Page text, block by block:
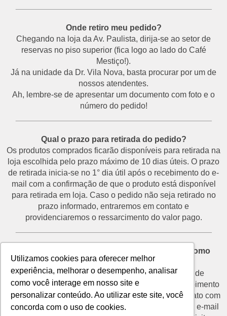
Utilizamos cookies para oferecer melhor
experiência, melhorar o desempenho, analisar
como você interage em nosso site e
personalizar conteúdo. Ao utilizar este site, você
concorda com o uso de cookies.
Onde retiro meu pedido?
Chegando na loja da Av. Paulista, dirija-se ao setor de
reservas no piso superior (fica logo ao lado do Café
Mestiço!).
Já na unidade da Dr. Vila Nova, basta procurar por um de
nossos atendentes.
Ah, lembre-se de apresentar um documento com foto e o
número do pedido!
Qual o prazo para retirada do pedido?
Os produtos comprados ficarão disponíveis para retirada na
loja escolhida pelo prazo máximo de 10 dias úteis. O prazo
de retirada inicia-se no 1° dia útil após o recebimento do e-
mail com a confirmação de que o produto está disponível
para retirada em loja. Caso o pedido não seja retirado no
prazo informado, entraremos em contato e
providenciaremos o ressarcimento do valor pago.
Desisti do pedido e não vou retirá-lo na loja. Como
proceder?
O prazo para devolução de produtos por motivo de
desistência é de até 7 dias corridos a partir do recebimento
do e-mail de confirmação de retirada. Entre em contato com
o nosso SAC através do telefone (11) 3292-2660 ou e-mail